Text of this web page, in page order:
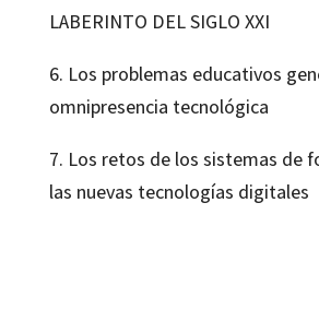
LABERINTO DEL SIGLO XXI
6. Los problemas educativos
omnipresencia tecnológica
7. Los retos de los sistemas de
las nuevas tecnologías digitales